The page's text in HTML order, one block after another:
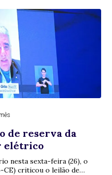
de reserva da
elétrico
nesta sexta-feira (26), o
CE) criticou o leilão de